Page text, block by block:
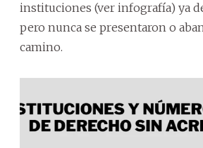
instituciones (ver infografía) ya
pero nunca se presentaron o
camino.